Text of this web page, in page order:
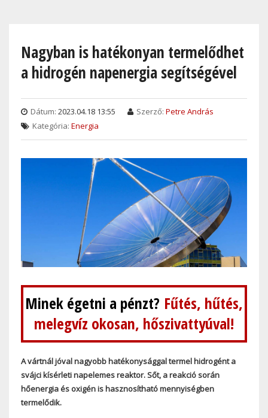
contentNagyban is hatékonyan termelődhet
a hidrogén napenergia segítségével
Dátum: 2023.04.18 13:55 Szerző: Petre András
Kategória: Energia
Minek égetni a pénzt? Fűtés, hűtés,
melegvíz okosan, hőszivattyúval!
A vártnál jóval nagyobb hatékonysággal termel hidrogént a
svájci kísérleti napelemes reaktor. Sőt, a reakció során
hőenergia és oxigén is hasznosítható mennyiségben
termelődik.